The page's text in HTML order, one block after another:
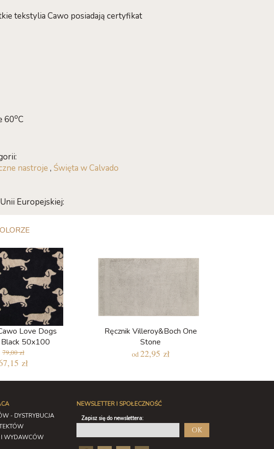
tekstylia Cawo posiadają certyfikat
60oC
nastroje , Święta w Calvado
Europejskiej:
Love Dogs
Black 50x100
79,00 zł
zł
Ręcznik Villeroy&Boch One
Stone
od 22,95 zł
- DYSTRYBUCJA
I WYDAWCÓW
NEWSLETTER I SPOŁECZNOŚĆ
Zapisz się do newslettera:
OK